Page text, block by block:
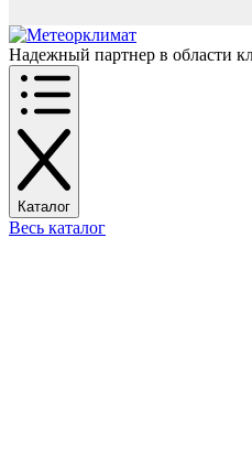
Надежный партнер в области
Каталог
Весь каталог